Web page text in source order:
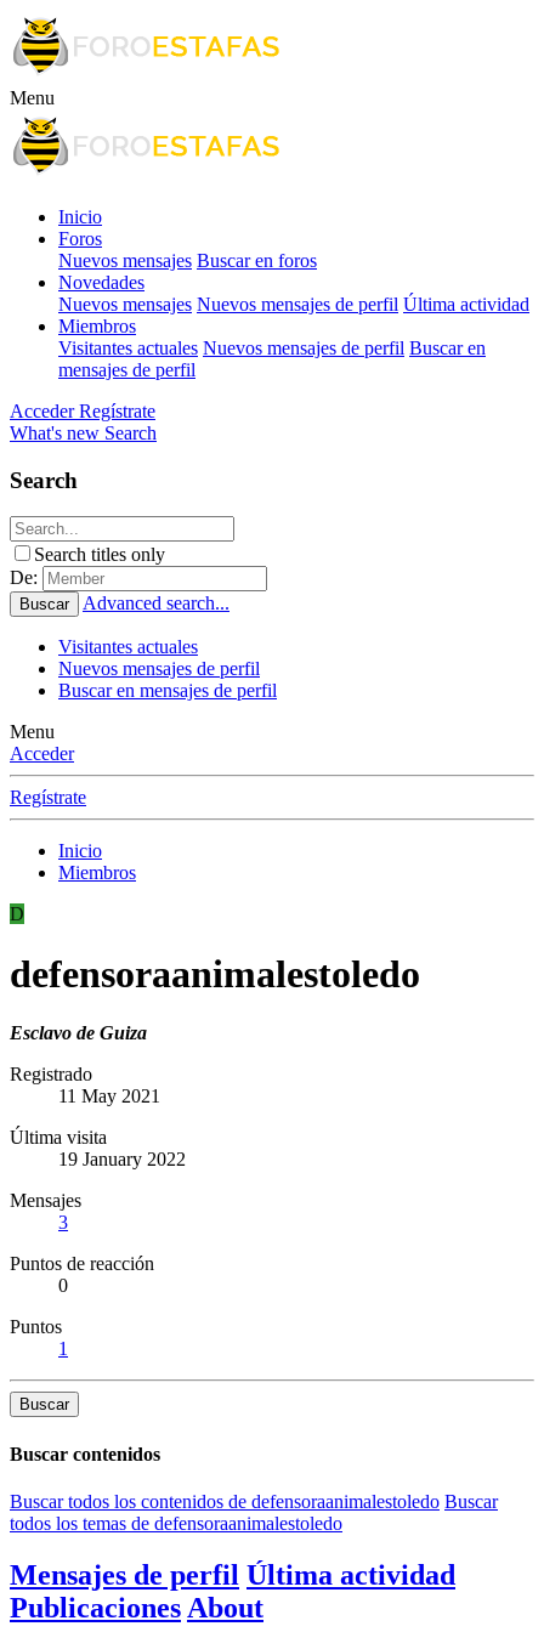
Menu
Inicio
Foros
Nuevos mensajes Buscar en foros
Novedades
Nuevos mensajes Nuevos mensajes de perfil Última actividad
Miembros
Visitantes actuales Nuevos mensajes de perfil Buscar en
mensajes de perfil
Acceder Regístrate
What's new Search
Search
Search titles only
De:
Buscar Advanced search...
Visitantes actuales
Nuevos mensajes de perfil
Buscar en mensajes de perfil
Menu
Acceder
Regístrate
Inicio
Miembros
D
defensoraanimalestoledo
Esclavo de Guiza
Registrado
11 May 2021
Última visita
19 January 2022
Mensajes
3
Puntos de reacción
0
Puntos
1
Buscar
Buscar contenidos
Buscar todos los contenidos de defensoraanimalestoledo Buscar
todos los temas de defensoraanimalestoledo
Mensajes de perfil Última actividad
Publicaciones About